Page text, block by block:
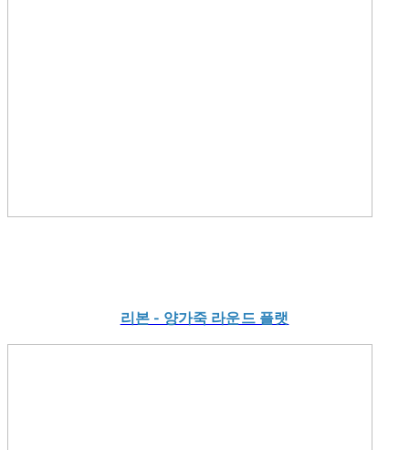
리본 - 양가죽 라운드 플랫